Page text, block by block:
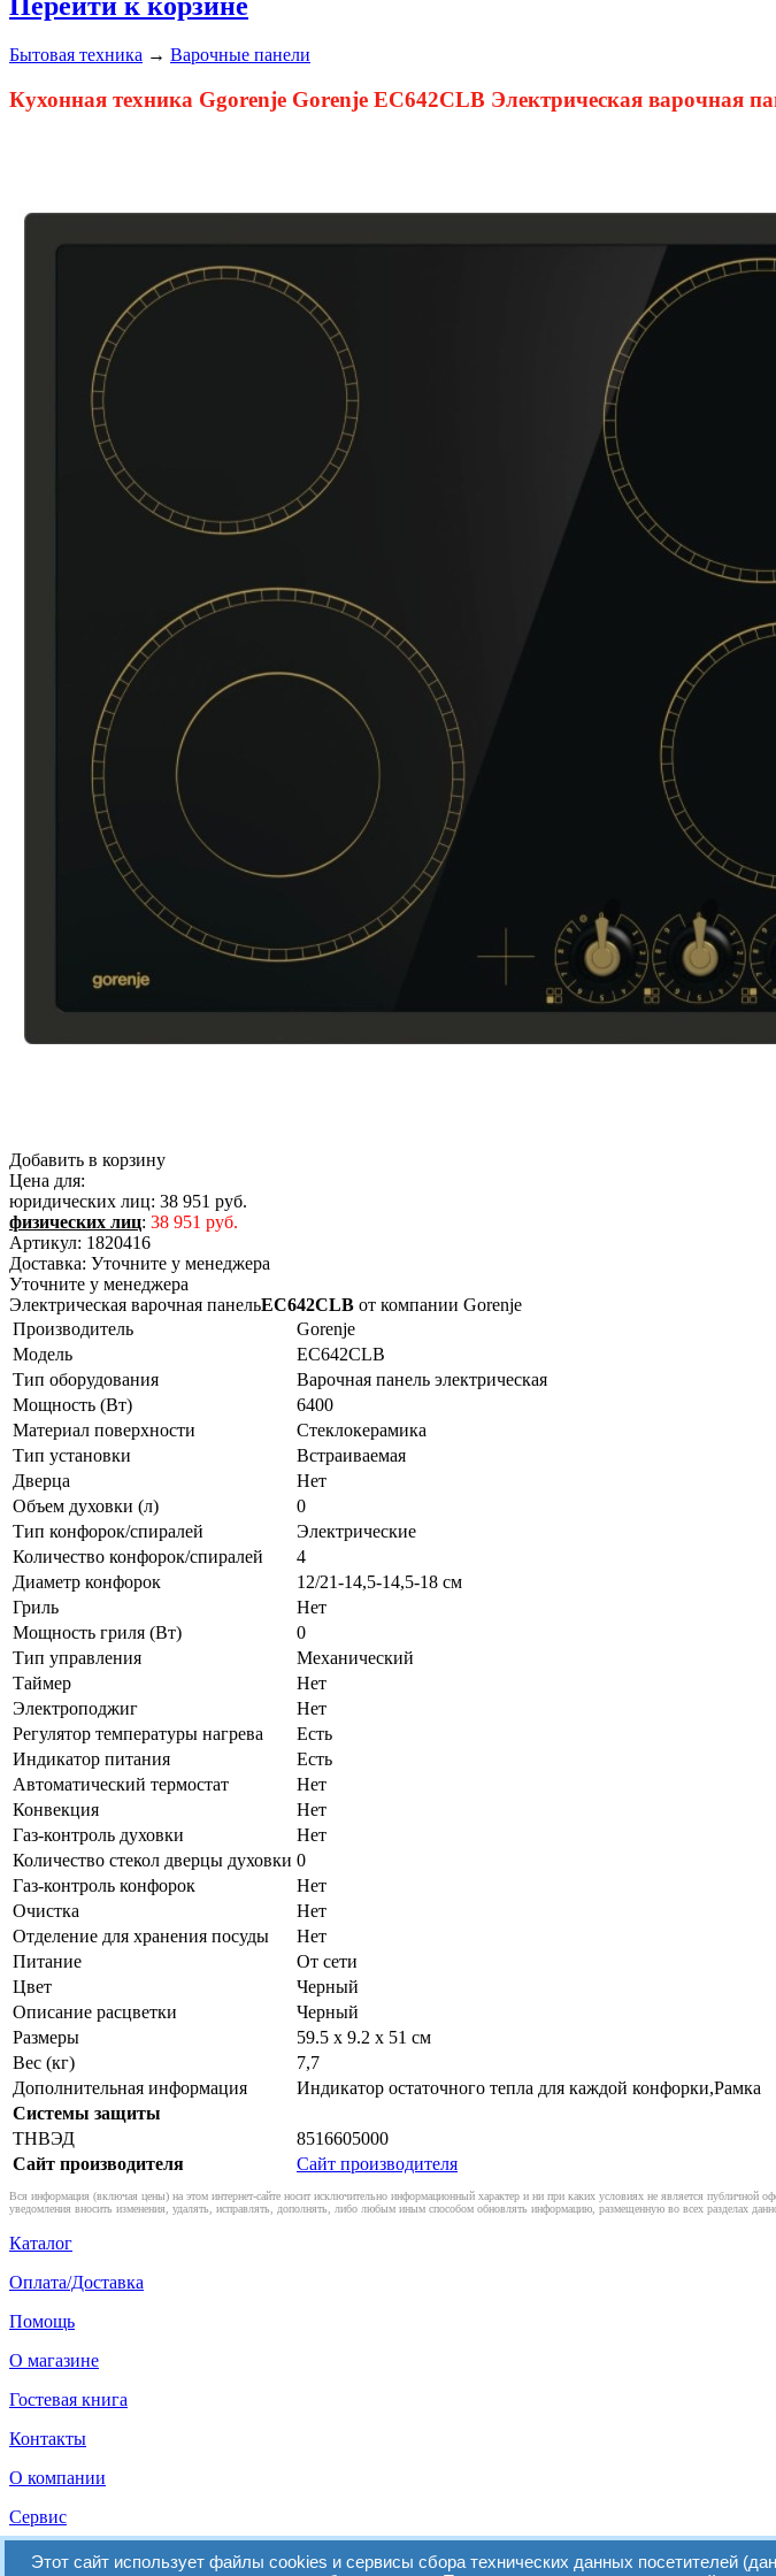
Этот сайт использует файлы cookies и сервисы сбора технических данных посетителей
Бытовая техника → Варочные панели
Кухонная техника Ggorenje Gorenje EC642CLB Электрическая варочная
Добавить в корзину
Цена для:
юридических лиц: 38 951 руб.
физических лиц: 38 951 руб.
Артикул: 1820416
Доставка: Уточните у менеджера
Уточните у менеджера
Электрическая варочная панельEC642CLB от компании Gorenje
Производитель
Gorenje
Модель
EC642CLB
Тип оборудования
Варочная панель электрическая
Мощность (Вт)
6400
Материал поверхности
Стеклокерамика
Тип установки
Встраиваемая
Дверца
Нет
Объем духовки (л)
0
Тип конфорок/спиралей
Электрические
Количество конфорок/спиралей
4
Диаметр конфорок
12/21-14,5-14,5-18 см
Гриль
Нет
Мощность гриля (Вт)
0
Тип управления
Механический
Таймер
Нет
Электроподжиг
Нет
Регулятор температуры нагрева
Есть
Индикатор питания
Есть
Автоматический термостат
Нет
Конвекция
Нет
Газ-контроль духовки
Нет
Количество стекол дверцы духовки 0
Газ-контроль конфорок
Нет
Очистка
Нет
Отделение для хранения посуды
Нет
Питание
От сети
Цвет
Черный
Описание расцветки
Черный
Размеры
59.5 х 9.2 х 51 см
Вес (кг)
7,7
Дополнительная информация
Индикатор остаточного тепла для каждой конфорки,Рамка
Системы защиты
ТНВЭД
8516605000
Сайт производителя
Сайт производителя
Вся информация (включая цены) на этом интернет-сайте носит исключительно информационный характер и ни при каких условиях не является
уведомления вносить изменения, удалять, исправлять, дополнять, либо любым иным способом обновлять информацию, размещенную во всех разделах
Каталог
Оплата/Доставка
Помощь
О магазине
Гостевая книга
Контакты
О компании
Сервис
Мы в Facebook